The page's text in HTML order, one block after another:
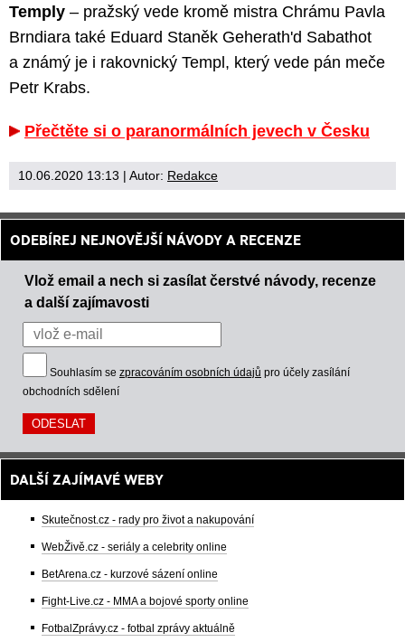
Temply – pražský vede kromě mistra Chrámu Pavla
Brndiara také Eduard Staněk Geherath'd Sabathot
a známý je i rakovnický Templ, který vede pán meče
Petr Krabs.
Přečtěte si o paranormálních jevech v Česku
10.06.2020 13:13 | Autor: Redakce
ODEBÍREJ NEJNOVĚJŠÍ NÁVODY A RECENZE
Vlož email a nech si zasílat čerstvé návody, recenze
a další zajímavosti
Souhlasím se zpracováním osobních údajů pro účely zasílání
obchodních sdělení
DALŠÍ ZAJÍMAVÉ WEBY
Skutečnost.cz - rady pro život a nakupování
WebŽivě.cz - seriály a celebrity online
BetArena.cz - kurzové sázení online
Fight-Live.cz - MMA a bojové sporty online
FotbalZprávy.cz - fotbal zprávy aktuálně